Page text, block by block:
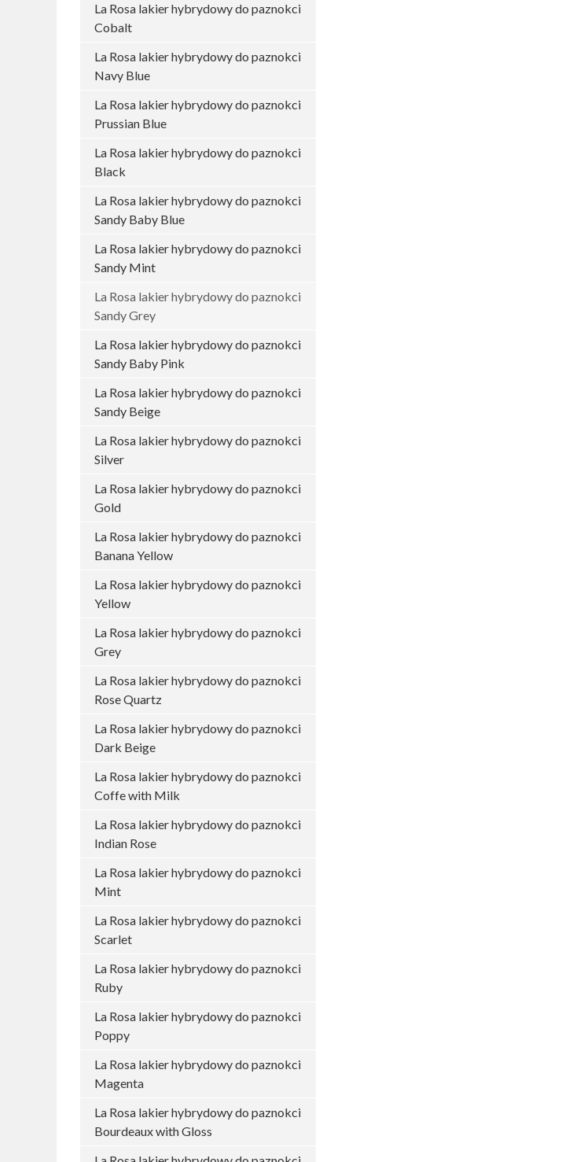
La Rosa lakier hybrydowy do paznokci
Cobalt
La Rosa lakier hybrydowy do paznokci
Navy Blue
La Rosa lakier hybrydowy do paznokci
Prussian Blue
La Rosa lakier hybrydowy do paznokci
Black
La Rosa lakier hybrydowy do paznokci
Sandy Baby Blue
La Rosa lakier hybrydowy do paznokci
Sandy Mint
La Rosa lakier hybrydowy do paznokci
Sandy Grey
La Rosa lakier hybrydowy do paznokci
Sandy Baby Pink
La Rosa lakier hybrydowy do paznokci
Sandy Beige
La Rosa lakier hybrydowy do paznokci
Silver
La Rosa lakier hybrydowy do paznokci
Gold
La Rosa lakier hybrydowy do paznokci
Banana Yellow
La Rosa lakier hybrydowy do paznokci
Yellow
La Rosa lakier hybrydowy do paznokci
Grey
La Rosa lakier hybrydowy do paznokci
Rose Quartz
La Rosa lakier hybrydowy do paznokci
Dark Beige
La Rosa lakier hybrydowy do paznokci
Coffe with Milk
La Rosa lakier hybrydowy do paznokci
Indian Rose
La Rosa lakier hybrydowy do paznokci
Mint
La Rosa lakier hybrydowy do paznokci
Scarlet
La Rosa lakier hybrydowy do paznokci
Ruby
La Rosa lakier hybrydowy do paznokci
Poppy
La Rosa lakier hybrydowy do paznokci
Magenta
La Rosa lakier hybrydowy do paznokci
Bourdeaux with Gloss